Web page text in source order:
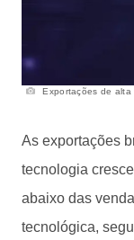
Exportações de alta
As exportações
tecnologia
abaixo das
tecnológica,